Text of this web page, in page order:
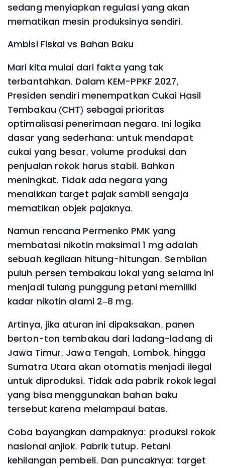
sedang menyiapkan regulasi yang akan
mematikan mesin produksinya sendiri.
Ambisi Fiskal vs Bahan Baku
Mari kita mulai dari fakta yang tak
terbantahkan. Dalam KEM-PPKF 2027,
Presiden sendiri menempatkan Cukai Hasil
Tembakau (CHT) sebagai prioritas
optimalisasi penerimaan negara. Ini logika
dasar yang sederhana: untuk mendapat
cukai yang besar, volume produksi dan
penjualan rokok harus stabil. Bahkan
meningkat. Tidak ada negara yang
menaikkan target pajak sambil sengaja
mematikan objek pajaknya.
Namun rencana Permenko PMK yang
membatasi nikotin maksimal 1 mg adalah
sebuah kegilaan hitung-hitungan. Sembilan
puluh persen tembakau lokal yang selama ini
menjadi tulang punggung petani memiliki
kadar nikotin alami 2–8 mg.
Artinya, jika aturan ini dipaksakan, panen
berton-ton tembakau dari ladang-ladang di
Jawa Timur, Jawa Tengah, Lombok, hingga
Sumatra Utara akan otomatis menjadi ilegal
untuk diproduksi. Tidak ada pabrik rokok legal
yang bisa menggunakan bahan baku
tersebut karena melampaui batas.
Coba bayangkan dampaknya: produksi rokok
nasional anjlok. Pabrik tutup. Petani
kehilangan pembeli. Dan puncaknya: target